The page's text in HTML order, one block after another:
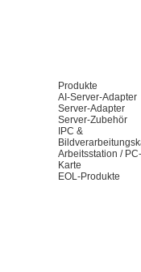
Produkte
AI-Server-Adapter
Server-Adapter
Server-Zubehör
IPC &
Arbeitsstation / PC-
Karte
EOL-Produkte